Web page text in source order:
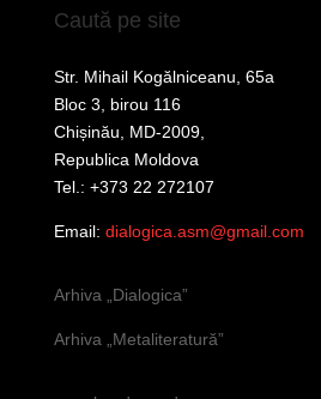
Caută pe site
Str. Mihail Kogălniceanu, 65a
Bloc 3, birou 116
Chișinău, MD-2009,
Republica Moldova
Tel.: +373 22 272107
Email: dialogica.asm@gmail.com
Arhiva „Dialogica”
Arhiva „Metaliteratură”